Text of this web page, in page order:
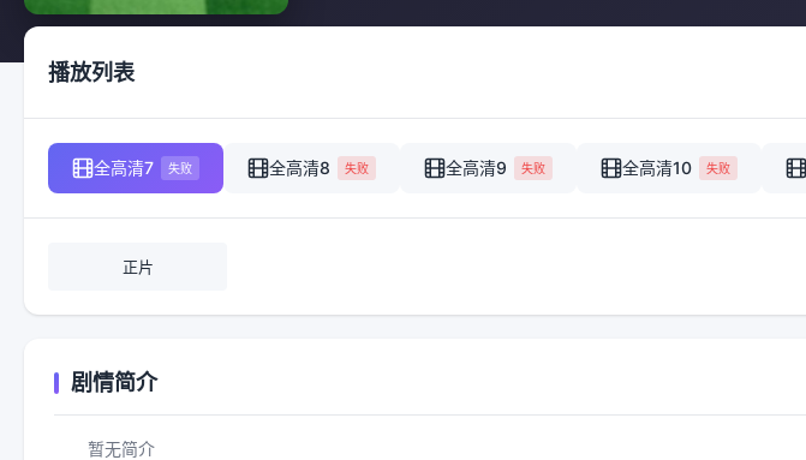
播放列表
全高清7 失败 全高清8 失败 全高清9 失败 全高清10 失败
正片
剧情简介
暂无简介